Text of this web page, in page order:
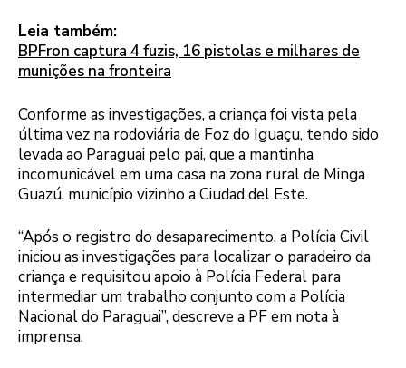
Leia também:
BPFron captura 4 fuzis, 16 pistolas e milhares de
munições na fronteira
Conforme as investigações, a criança foi vista pela
última vez na rodoviária de Foz do Iguaçu, tendo sido
levada ao Paraguai pelo pai, que a mantinha
incomunicável em uma casa na zona rural de Minga
Guazú, município vizinho a Ciudad del Este.
“Após o registro do desaparecimento, a Polícia Civil
iniciou as investigações para localizar o paradeiro da
criança e requisitou apoio à Polícia Federal para
intermediar um trabalho conjunto com a Polícia
Nacional do Paraguai”, descreve a PF em nota à
imprensa.